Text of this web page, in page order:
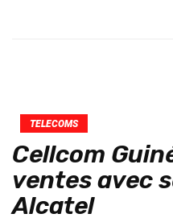
TELECOMS
Cellcom
ventes avec
Alcatel